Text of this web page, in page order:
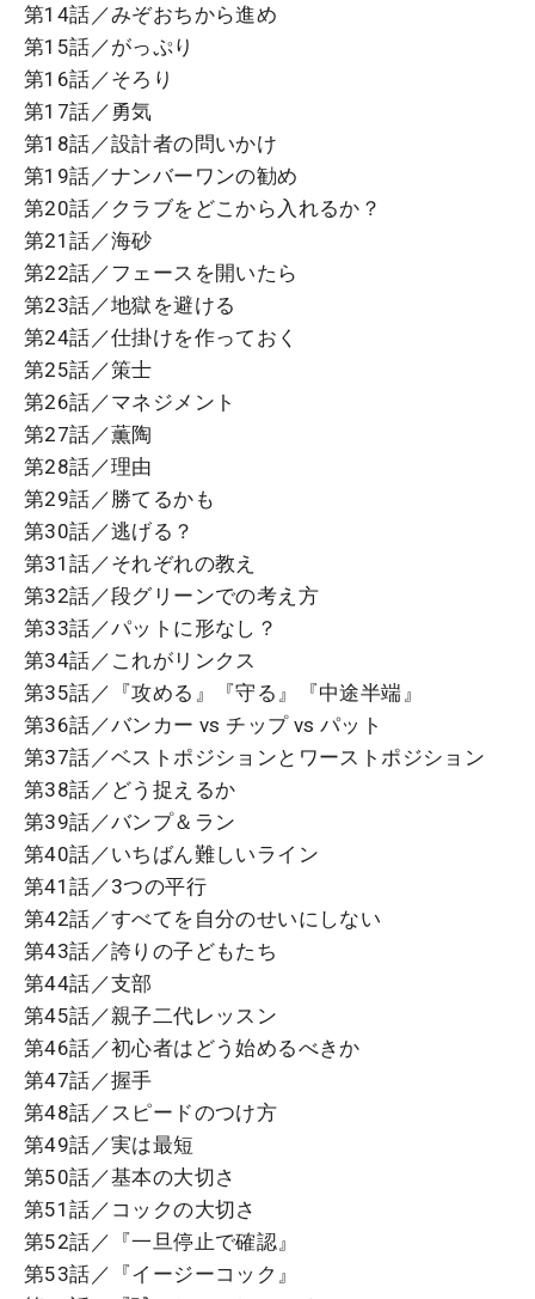
第14話／みぞおちから進め
第15話／がっぷり
第16話／そろり
第17話／勇気
第18話／設計者の問いかけ
第19話／ナンバーワンの勧め
第20話／クラブをどこから入れるか？
第21話／海砂
第22話／フェースを開いたら
第23話／地獄を避ける
第24話／仕掛けを作っておく
第25話／策士
第26話／マネジメント
第27話／薫陶
第28話／理由
第29話／勝てるかも
第30話／逃げる？
第31話／それぞれの教え
第32話／段グリーンでの考え方
第33話／パットに形なし？
第34話／これがリンクス
第35話／『攻める』『守る』『中途半端』
第36話／バンカー vs チップ vs パット
第37話／ベストポジションとワーストポジション
第38話／どう捉えるか
第39話／バンプ＆ラン
第40話／いちばん難しいライン
第41話／3つの平行
第42話／すべてを自分のせいにしない
第43話／誇りの子どもたち
第44話／支部
第45話／親子二代レッスン
第46話／初心者はどう始めるべきか
第47話／握手
第48話／スピードのつけ方
第49話／実は最短
第50話／基本の大切さ
第51話／コックの大切さ
第52話／『一旦停止で確認』
第53話／『イージーコック』